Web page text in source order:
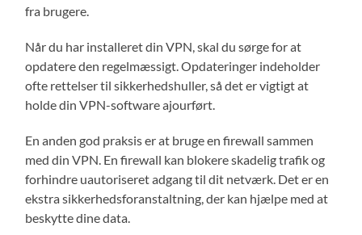
fra brugere.
Når du har installeret din VPN, skal du sørge for at
opdatere den regelmæssigt. Opdateringer indeholder
ofte rettelser til sikkerhedshuller, så det er vigtigt at
holde din VPN-software ajourført.
En anden god praksis er at bruge en firewall sammen
med din VPN. En firewall kan blokere skadelig trafik og
forhindre uautoriseret adgang til dit netværk. Det er en
ekstra sikkerhedsforanstaltning, der kan hjælpe med at
beskytte dine data.